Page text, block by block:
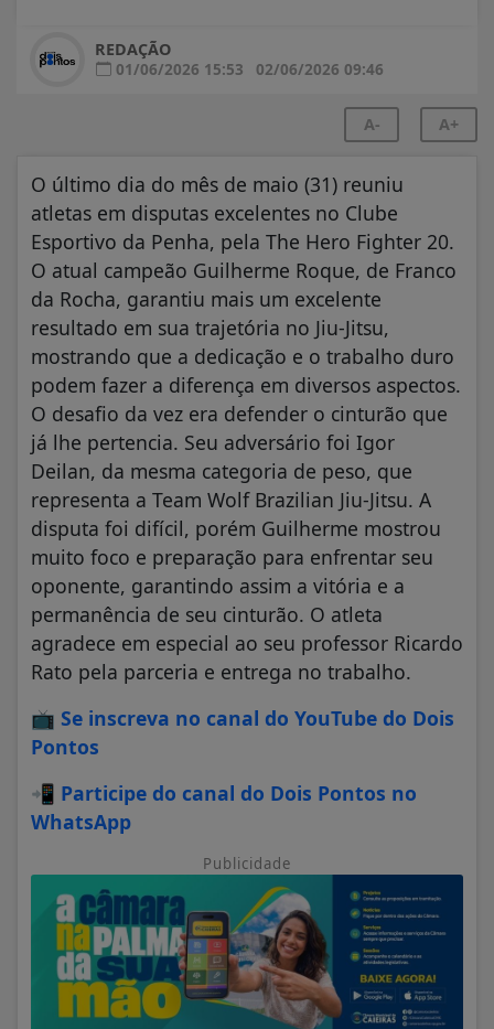
REDAÇÃO
01/06/2026 15:53
02/06/2026 09:46
A- A+
O último dia do mês de maio (31) reuniu
atletas em disputas excelentes no Clube
Esportivo da Penha, pela The Hero Fighter 20.
O atual campeão Guilherme Roque, de Franco
da Rocha, garantiu mais um excelente
resultado em sua trajetória no Jiu-Jitsu,
mostrando que a dedicação e o trabalho duro
podem fazer a diferença em diversos aspectos.
O desafio da vez era defender o cinturão que
já lhe pertencia. Seu adversário foi Igor
Deilan, da mesma categoria de peso, que
representa a Team Wolf Brazilian Jiu-Jitsu. A
disputa foi difícil, porém Guilherme mostrou
muito foco e preparação para enfrentar seu
oponente, garantindo assim a vitória e a
permanência de seu cinturão. O atleta
agradece em especial ao seu professor Ricardo
Rato pela parceria e entrega no trabalho.
📺 Se inscreva no canal do YouTube do Dois
Pontos
📲 Participe do canal do Dois Pontos no
WhatsApp
Publicidade